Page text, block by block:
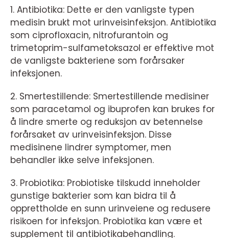
1. Antibiotika: Dette er den vanligste typen
medisin brukt mot urinveisinfeksjon. Antibiotika
som ciprofloxacin, nitrofurantoin og
trimetoprim-sulfametoksazol er effektive mot
de vanligste bakteriene som forårsaker
infeksjonen.
2. Smertestillende: Smertestillende medisiner
som paracetamol og ibuprofen kan brukes for
å lindre smerte og reduksjon av betennelse
forårsaket av urinveisinfeksjon. Disse
medisinene lindrer symptomer, men
behandler ikke selve infeksjonen.
3. Probiotika: Probiotiske tilskudd inneholder
gunstige bakterier som kan bidra til å
opprettholde en sunn urinveiene og redusere
risikoen for infeksjon. Probiotika kan være et
supplement til antibiotikabehandling.